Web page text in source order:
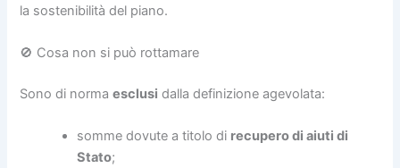
la sostenibilità del piano.
🚫 Cosa non si può rottamare
Sono di normaesclusi dalla definizione agevolata:
somme dovute a titolo di recupero di aiuti di
Stato;